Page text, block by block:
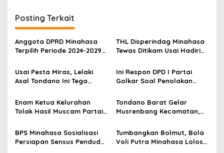
g
a
s
i
p
o
s
Posting Terkait
Anggota DPRD Minahasa
Terpilih Periode 2024-2029
Saat Dilantik
THL Disperindag Minahasa
Tewas Ditikam Usai Hadiri
Usai Pesta Miras, Lelaki
Asal Tondano Ini Tega
Ini Respon DPD I Partai
Golkar Soal Penolakan
Barat
Enam Ketua Kelurahan
Tolak Hasil Muscam Partai
Summer Eat Cafe
Tondano Barat Gelar
Musrenbang Kecamatan,
Sampaikan Usulan
BPS Minahasa Sosialisasi
Persiapan Sensus Penduduk
Tumbangkan Bolmut, Bola
Voli Putra Minahasa Lolos